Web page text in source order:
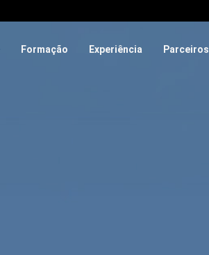
Formação Experiência Parceiros